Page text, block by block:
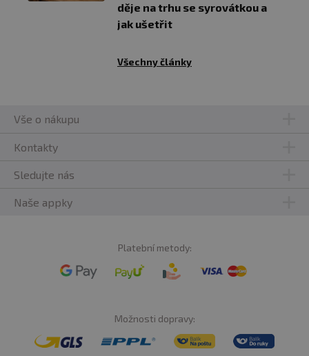
děje na trhu se syrovátkou a
jak ušetřit
Všechny články
Vše o nákupu
Kontakty
Sledujte nás
Naše appky
Platební metody:
Možnosti dopravy: